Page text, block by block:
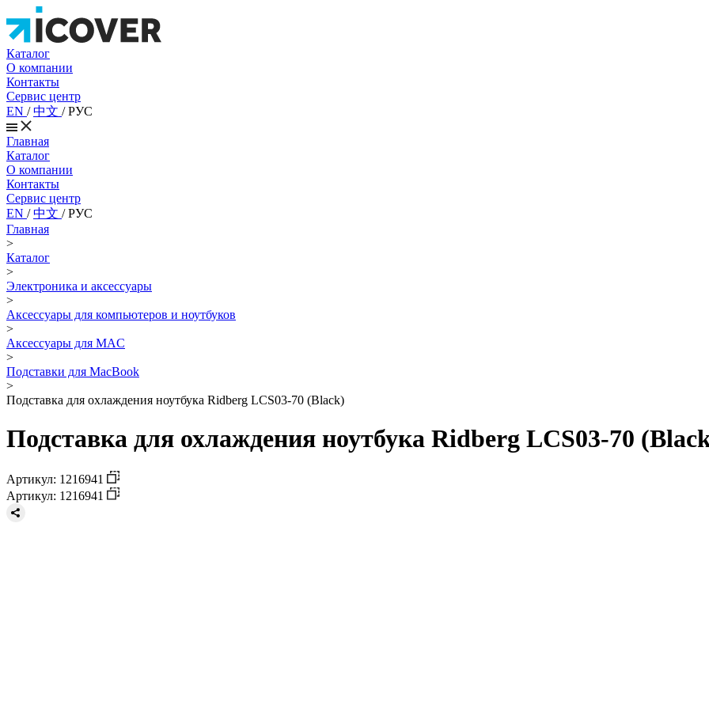
Каталог
О компании
Контакты
Сервис центр
EN /中文 /РУС
Главная
Каталог
О компании
Контакты
Сервис центр
EN /中文 /РУС
Главная
>
Каталог
>
Электроника и аксессуары
>
Аксессуары для компьютеров и ноутбуков
>
Аксессуары для MAC
>
Подставки для MacBook
>
Подставка для охлаждения ноутбука Ridberg LCS03-70 (Black)
Подставка для охлаждения ноутбука Ridberg LCS03-70
Артикул: 1216941
Артикул: 1216941